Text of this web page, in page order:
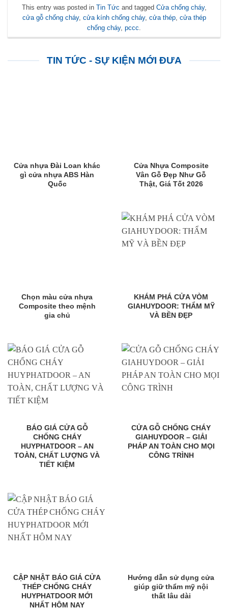
This entry was posted in Tin Tức and tagged Cửa chống cháy,
cửa gỗ chống cháy, cửa kính chống cháy, cửa thép, cửa thép
chống cháy, pccc
TIN TỨC - SỰ KIỆN MỚI ĐƯA
Cửa nhựa Đài Loan khác
gì cửa nhựa ABS Hàn
Quốc
Cửa Nhựa Composite
Vân Gỗ Đẹp Như Gỗ
Thật, Giá Tốt 2026
Chọn màu cửa nhựa
Composite theo mệnh
gia chủ
KHÁM PHÁ CỬA VÒM
GIAHUYDOOR: THẨM MỸ
VÀ BỀN ĐẸP
BÁO GIÁ CỬA GỖ
CHỐNG CHÁY
HUYPHATDOOR – AN
TOÀN, CHẤT LƯỢNG VÀ
TIẾT KIỆM
CỬA GỖ CHỐNG CHÁY
GIAHUYDOOR – GIẢI
PHÁP AN TOÀN CHO MỌI
CÔNG TRÌNH
CẬP NHẬT BÁO GIÁ CỬA
THÉP CHỐNG CHÁY
HUYPHATDOOR MỚI
NHẤT HÔM NAY
Hướng dẫn sử dụng cửa
giúp giữ thẩm mỹ nội
thất lâu dài